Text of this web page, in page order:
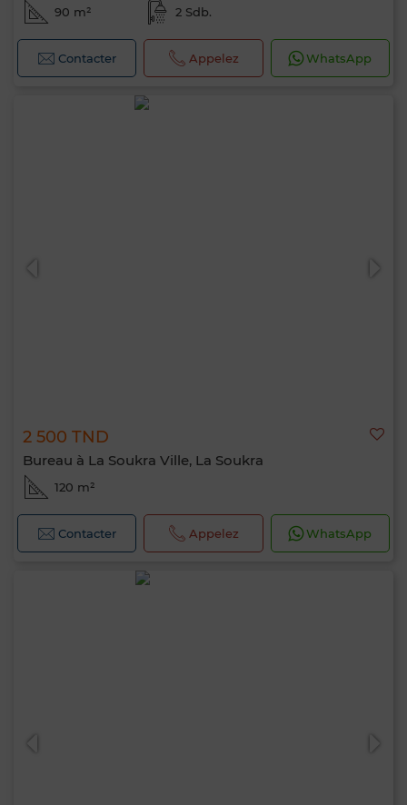
90 m² 2 Sdb.
Contacter Appelez WhatsApp
2 500 TND
Bureau à La Soukra Ville, La Soukra
120 m²
Contacter Appelez WhatsApp